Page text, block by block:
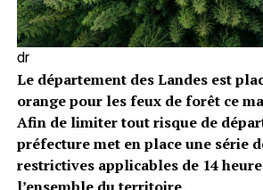
dr
Le département des Landes est
orange pour les feux de forêt ce
Afin de limiter tout risque de
préfecture met en place une série
restrictives applicables de 14